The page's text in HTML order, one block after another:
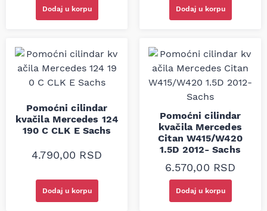
Dodaj u korpu Dodaj u korpu
Pomoćni cilindar
kvačila Mercedes 124
190 C CLK E Sachs
4.790,00 RSD
Dodaj u korpu
Pomoćni cilindar
kvačila Mercedes
Citan W415/W420
1.5D 2012- Sachs
6.570,00 RSD
Dodaj u korpu